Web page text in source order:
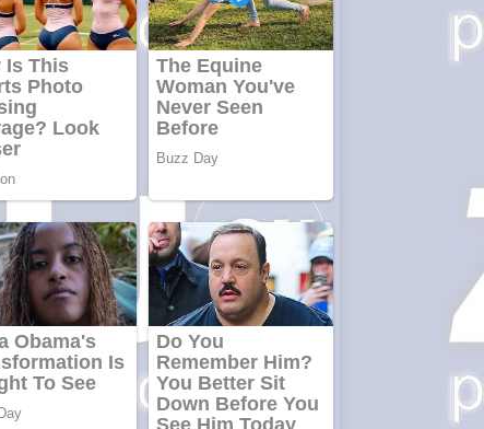
urgent!
Curatare
canapele
Bucuresti.
Curatare
profesionala
Website de tip
domeniu
adzeige.ro
Vând sticlă cu
vin din 1958
Murfatlar
Chardonnay
Împrumut si
investitii